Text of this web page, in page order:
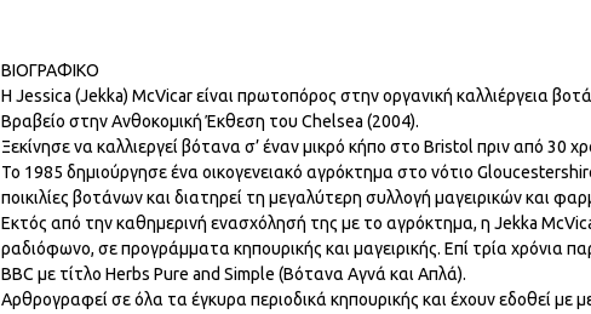
ΒΙΟΓΡΑΦΙΚΟ
Η Jessica (Jekka) McVicar είναι πρωτοπόρος στην οργανική καλλιέργεια
Βραβείο στην Ανθοκομική Έκθεση του Chelsea (2004).
Ξεκίνησε να καλλιεργεί βότανα σ’ έναν μικρό κήπο στο Bristol πριν από 30
Το 1985 δημιούργησε ένα οικογενειακό αγρόκτημα στο νότιο
ποικιλίες βοτάνων και διατηρεί τη μεγαλύτερη συλλογή μαγειρικών και
Εκτός από την καθημερινή ενασχόλησή της με το αγρόκτημα, η Jekka
ραδιόφωνο, σε προγράμματα κηπουρικής και μαγειρικής. Επί τρία χρόνια
BBC με τίτλο Herbs Pure and Simple (Βότανα Αγνά και Απλά).
Αρθρογραφεί σε όλα τα έγκυρα περιοδικά κηπουρικής και έχουν εδοθεί με